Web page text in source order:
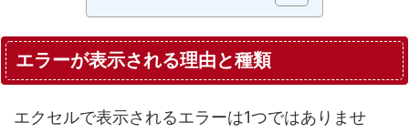
エラーが表示される理由と種類
エクセルで表示されるエラーは1つではありませ